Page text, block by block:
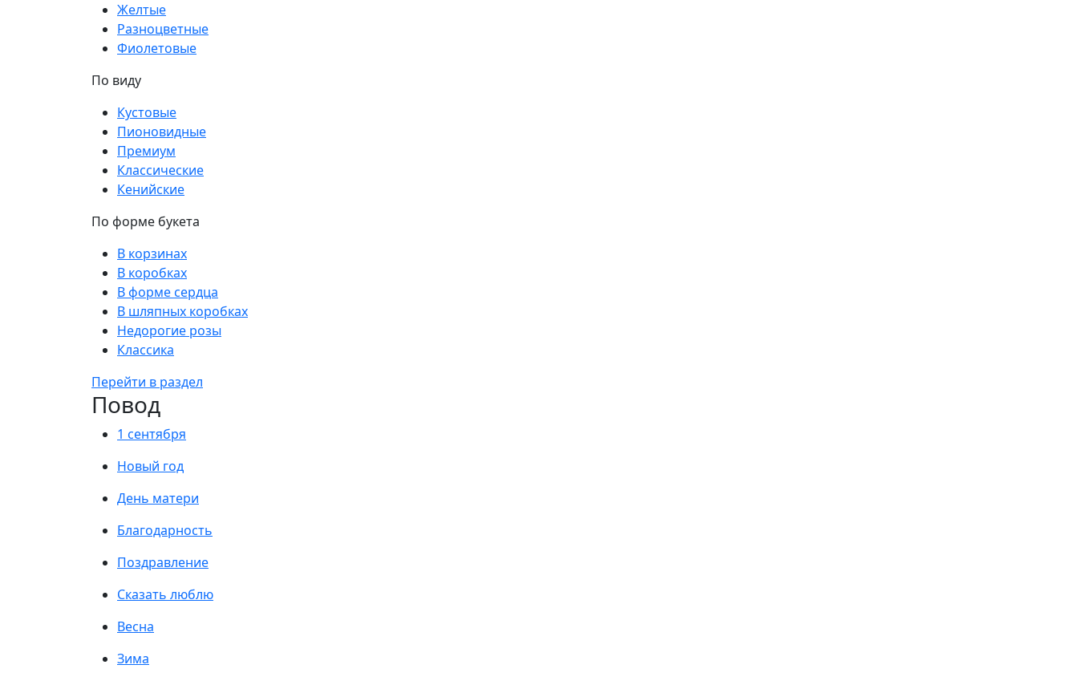
Желтые
Разноцветные
Фиолетовые
По виду
Кустовые
Пионовидные
Премиум
Классические
Кенийские
По форме букета
В корзинах
В коробках
В форме сердца
В шляпных коробках
Недорогие розы
Классика
Перейти в раздел
Повод
1 сентября
Новый год
День матери
Благодарность
Поздравление
Сказать люблю
Весна
Зима